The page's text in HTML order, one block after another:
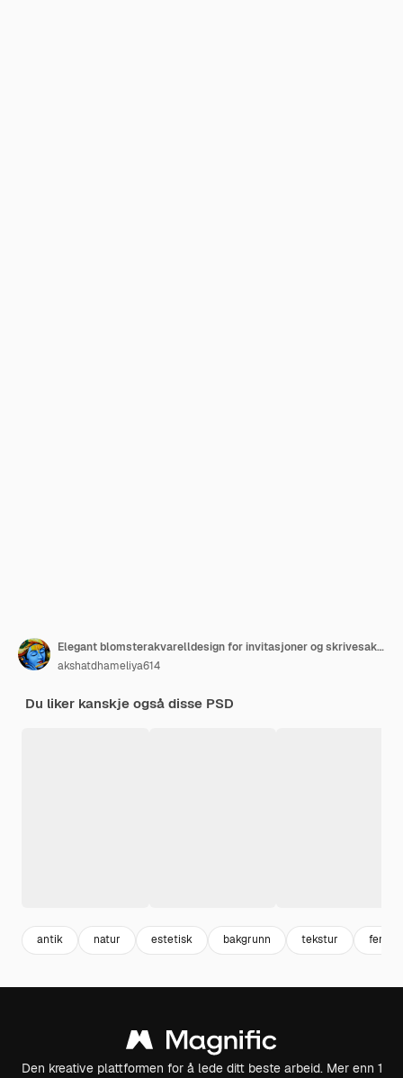
Elegant blomsterakvarelldesign for invitasjoner og skrivesaker
akshatdhameliya614
Du liker kanskje også disse PSD
antik natur estetisk bakgrunn tekstur ferie
Den kreative plattformen for å lede ditt beste arbeid. Mer enn 1